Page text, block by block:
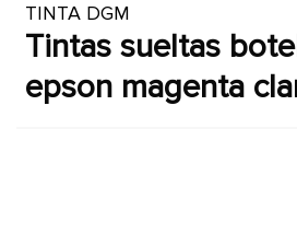
TINTA DGM
tintas sueltas botella 100 cc -
epson magenta